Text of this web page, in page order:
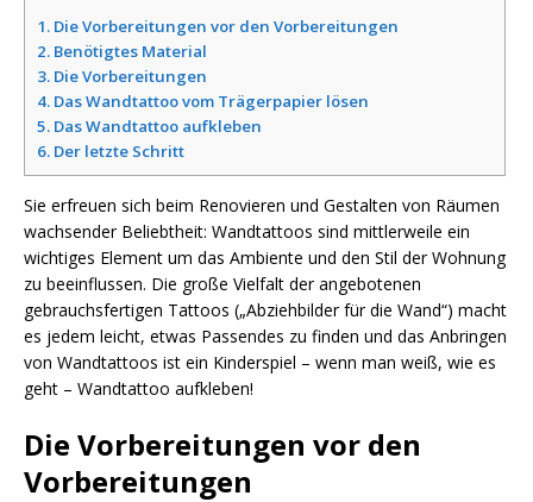
1. Die Vorbereitungen vor den Vorbereitungen
2. Benötigtes Material
3. Die Vorbereitungen
4. Das Wandtattoo vom Trägerpapier lösen
5. Das Wandtattoo aufkleben
6. Der letzte Schritt
Sie erfreuen sich beim Renovieren und Gestalten von Räumen
wachsender Beliebtheit: Wandtattoos sind mittlerweile ein
wichtiges Element um das Ambiente und den Stil der Wohnung
zu beeinflussen. Die große Vielfalt der angebotenen
gebrauchsfertigen Tattoos („Abziehbilder für die Wand“) macht
es jedem leicht, etwas Passendes zu finden und das Anbringen
von Wandtattoos ist ein Kinderspiel – wenn man weiß, wie es
geht – Wandtattoo aufkleben!
Die Vorbereitungen vor den
Vorbereitungen